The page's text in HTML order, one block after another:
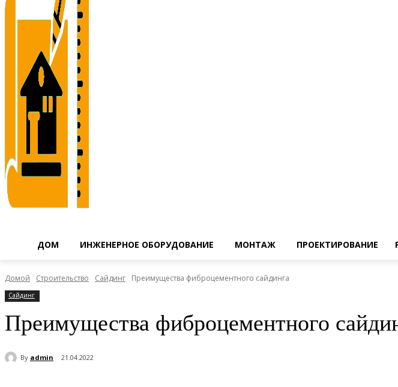
ДОМ ИНЖЕНЕРНОЕ ОБОРУДОВАНИЕ МОНТАЖ ПРОЕКТИРОВАНИЕ
Домой Строительство Сайдинг Преимущества фиброцементного сайдинга
Сайдинг
Преимущества фиброцементного
By admin 21.04.2022